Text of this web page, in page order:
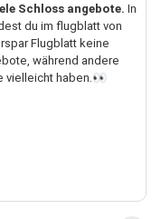
Schloss angebote. In
du im flugblatt von
Flugblatt keine
während andere
vielleicht haben.👀